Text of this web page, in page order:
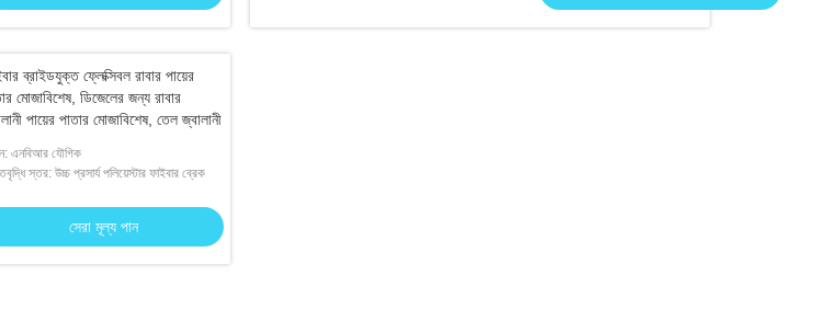
ব্রাইডযুক্ত ফ্লেক্সিবল রাবার পায়ের
মোজাবিশেষ, ডিজেলের জন্য রাবার
পায়ের পাতার মোজাবিশেষ, তেল জ্বালানী
এনবিআর যৌগিক
স্তর: উচ্চ প্রসার্য পলিয়েস্টার ফাইবার ব্রেক
সেরা মূল্য পান